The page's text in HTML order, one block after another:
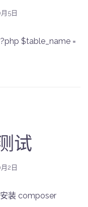
5日
$table_name =
试
2日
装 composer